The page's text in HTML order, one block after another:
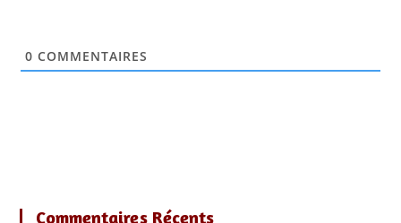
0 COMMENTAIRES
Commentaires Récents